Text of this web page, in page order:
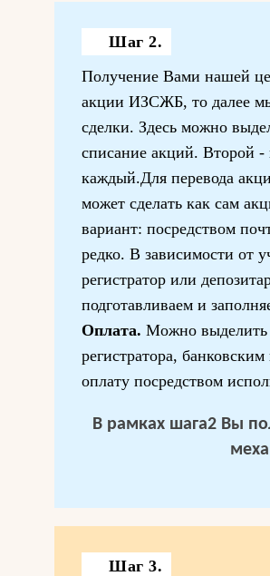
Шаг 2.
Получение Вами нашей
акции ИЗСЖБ, то далее
сделки. Здесь можно
списание акций. Второй -
каждый.Для перевода
может сделать как сам
вариант: посредством
редко. В зависимости от
регистратор или
подготавливаем и
Оплата. Можно выделить
регистратора,
оплату посредством
В рамках шага2 Вы
Шаг 3.